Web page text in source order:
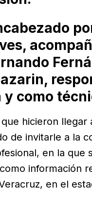
como
hicieron llegar
de invitarle a la
en la que
información
en el